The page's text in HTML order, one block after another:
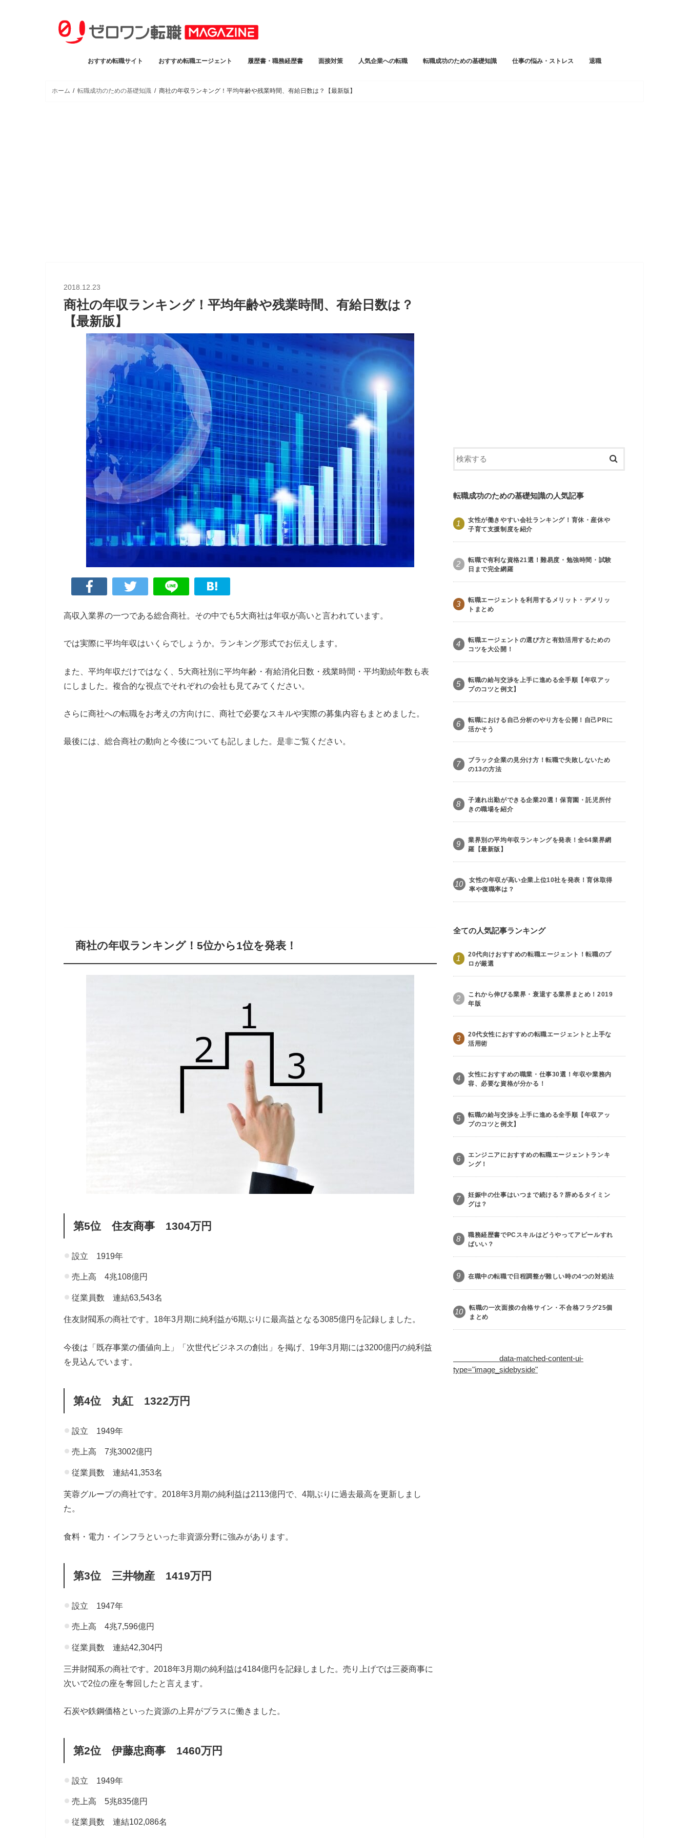
おすすめ転職サイト おすすめ転職エージェント 履歴書・職務経歴書 面接対策 人気企業への転職 転職成功のための基礎知識 仕事の悩み・ストレス 退職
ホーム 転職成功のための基礎知識 商社の年収ランキング！平均年齢や残業時間、有給日数は？【最新版】
2018.12.23
商社の年収ランキング！平均年齢や残業時間、有給日数は？
【最新版】
高収入業界の一つである総合商社。その中でも5大商社は年収が高いと言われています。
では実際に平均年収はいくらでしょうか。ランキング形式でお伝えします。
また、平均年収だけではなく、5大商社別に平均年齢・有給消化日数・残業時間・平均勤続年数も表
にしました。複合的な視点でそれぞれの会社も見てみてください。
さらに商社への転職をお考えの方向けに、商社で必要なスキルや実際の募集内容もまとめました。
最後には、総合商社の動向と今後についても記しました。是非ご覧ください。
商社の年収ランキング！5位から1位を発表！
第5位 住友商事 1304万円
設立 1919年
売上高 4兆108億円
従業員数 連結63,543名
住友財閥系の商社です。18年3月期に純利益が6期ぶりに最高益となる3085億円を記録しました。
今後は「既存事業の価値向上」「次世代ビジネスの創出」を掲げ、19年3月期には3200億円の純利益
を見込んでいます。
第4位 丸紅 1322万円
設立 1949年
売上高 7兆3002億円
従業員数 連結41,353名
芙蓉グループの商社です。2018年3月期の純利益は2113億円で、4期ぶりに過去最高を更新しまし
た。
食料・電力・インフラといった非資源分野に強みがあります。
第3位 三井物産 1419万円
設立 1947年
売上高 4兆7,596億円
従業員数 連結42,304円
三井財閥系の商社です。2018年3月期の純利益は4184億円を記録しました。売り上げでは三菱商事に
次いで2位の座を奪回したと言えます。
石炭や鉄鋼価格といった資源の上昇がプラスに働きました。
第2位 伊藤忠商事 1460万円
設立 1949年
売上高 5兆835億円
従業員数 連結102,086名
転職成功のための基礎知識の人気記事
1
女性が働きやすい会社ランキング！育休・産休や
子育て支援制度を紹介
2
転職で有利な資格21選！難易度・勉強時間・試験
日まで完全網羅
3
転職エージェントを利用するメリット・デメリッ
トまとめ
4
転職エージェントの選び方と有効活用するための
コツを大公開！
5
転職の給与交渉を上手に進める全手順【年収アッ
プのコツと例文】
6
転職における自己分析のやり方を公開！自己PRに
活かそう
7
ブラック企業の見分け方！転職で失敗しないため
の13の方法
8
子連れ出勤ができる企業20選！保育園・託児所付
きの職場を紹介
9
業界別の平均年収ランキングを発表！全64業界網
羅【最新版】
10
女性の年収が高い企業上位10社を発表！育休取得
率や復職率は？
全ての人気記事ランキング
1
20代向けおすすめの転職エージェント！転職のプ
ロが厳選
2
これから伸びる業界・衰退する業界まとめ！2019
年版
3
20代女性におすすめの転職エージェントと上手な
活用術
4
女性におすすめの職業・仕事30選！年収や業務内
容、必要な資格が分かる！
5
転職の給与交渉を上手に進める全手順【年収アッ
プのコツと例文】
6
エンジニアにおすすめの転職エージェントランキ
ング！
7
妊娠中の仕事はいつまで続ける？辞めるタイミン
グは？
8
職務経歴書でPCスキルはどうやってアピールすれ
ばいい？
9 在職中の転職で日程調整が難しい時の4つの対処法
10
転職の一次面接の合格サイン・不合格フラグ25個
まとめ
data-matched-content-ui-
type="image_sidebyside"